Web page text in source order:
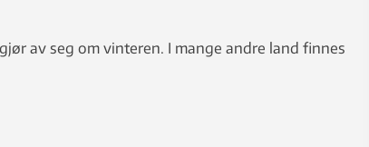
av seg om vinteren. I mange andre land finnes